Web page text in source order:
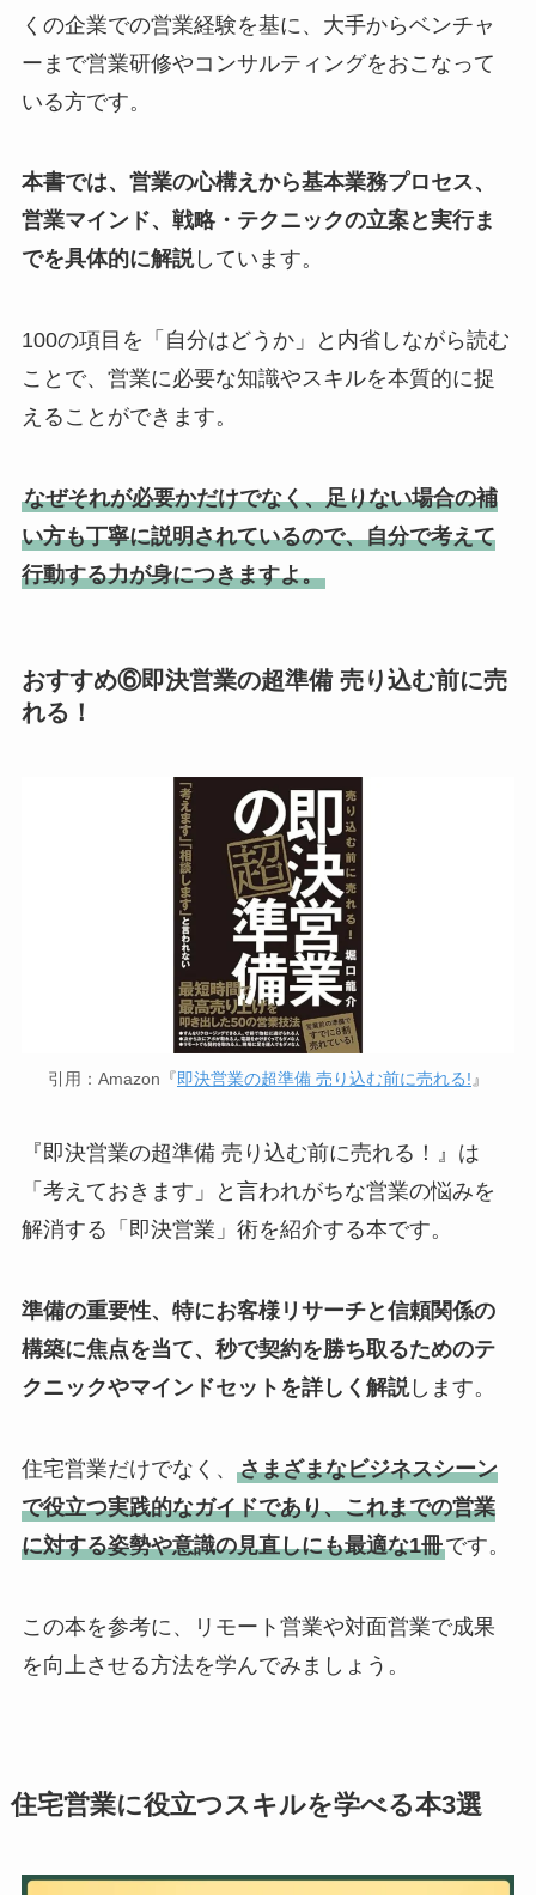
くの企業での営業経験を基に、大手からベンチャ
ーまで営業研修やコンサルティングをおこなって
いる方です。
本書では、営業の心構えから基本業務プロセス、
営業マインド、戦略・テクニックの立案と実行ま
でを具体的に解説しています。
100の項目を「自分はどうか」と内省しながら読む
ことで、営業に必要な知識やスキルを本質的に捉
えることができます。
なぜそれが必要かだけでなく、足りない場合の補
い方も丁寧に説明されているので、自分で考えて
行動する力が身につきますよ。
おすすめ⑥即決営業の超準備 売り込む前に売
れる！
引用：Amazon『即決営業の超準備 売り込む前に売れる!』
『即決営業の超準備 売り込む前に売れる！』は
「考えておきます」と言われがちな営業の悩みを
解消する「即決営業」術を紹介する本です。
準備の重要性、特にお客様リサーチと信頼関係の
構築に焦点を当て、秒で契約を勝ち取るためのテ
クニックやマインドセットを詳しく解説します。
住宅営業だけでなく、 さまざまなビジネスシーン
で役立つ実践的なガイドであり、これまでの営業
に対する姿勢や意識の見直しにも最適な1冊です。
この本を参考に、リモート営業や対面営業で成果
を向上させる方法を学んでみましょう。
住宅営業に役立つスキルを学べる本3選